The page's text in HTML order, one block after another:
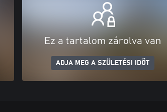
Ez a tartalom zárolva van
ADJA MEG A SZÜLETÉSI IDŐT